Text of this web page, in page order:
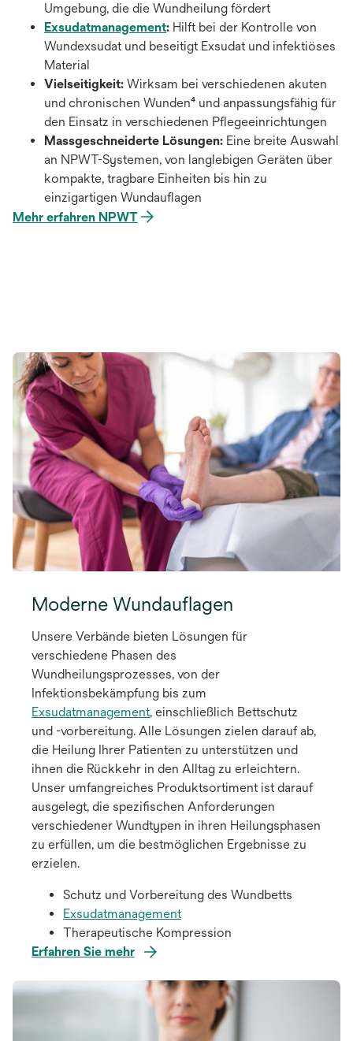
Umgebung, die die Wundheilung fördert
Exsudatmanagement: Hilft bei der Kontrolle von
Wundexsudat und beseitigt Exsudat und infektiöses
Material
Vielseitigkeit: Wirksam bei verschiedenen akuten
und chronischen Wunden⁴ und anpassungsfähig für
den Einsatz in verschiedenen Pflegeeinrichtungen
Massgeschneiderte Lösungen: Eine breite Auswahl
an NPWT-Systemen, von langlebigen Geräten über
kompakte, tragbare Einheiten bis hin zu
einzigartigen Wundauflagen
Mehr erfahren NPWT
Moderne Wundauflagen
Unsere Verbände bieten Lösungen für
verschiedene Phasen des
Wundheilungsprozesses, von der
Infektionsbekämpfung bis zum
Exsudatmanagement, einschließlich Bettschutz
und -vorbereitung. Alle Lösungen zielen darauf ab,
die Heilung Ihrer Patienten zu unterstützen und
ihnen die Rückkehr in den Alltag zu erleichtern.
Unser umfangreiches Produktsortiment ist darauf
ausgelegt, die spezifischen Anforderungen
verschiedener Wundtypen in ihren Heilungsphasen
zu erfüllen, um die bestmöglichen Ergebnisse zu
erzielen.
Schutz und Vorbereitung des Wundbetts
Exsudatmanagement
Therapeutische Kompression
Erfahren Sie mehr